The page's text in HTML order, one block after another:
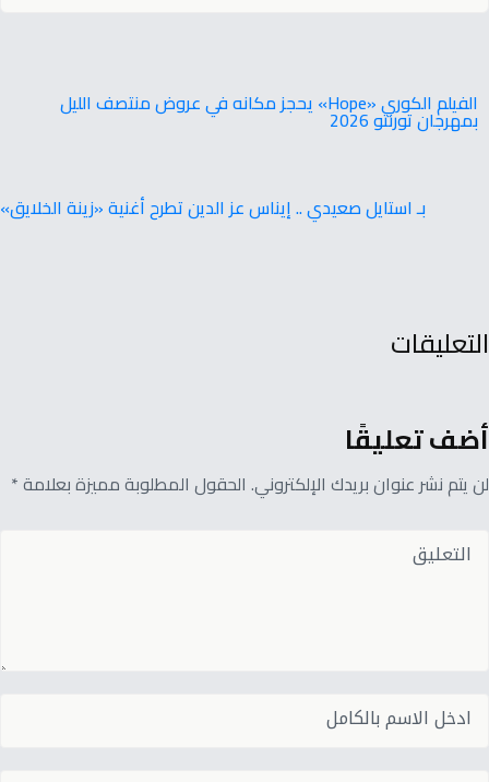
‬بمهرجان‭ ‬تورنتو ‭ ‬2026
بـ استايل صعيدي .. إيناس عز الدين تطرح أغنية «زينة الخلايق»
التعليقات
أضف تعليقًا
لن يتم نشر عنوان بريدك الإلكتروني. الحقول المطلوبة مميزة بعلامة *